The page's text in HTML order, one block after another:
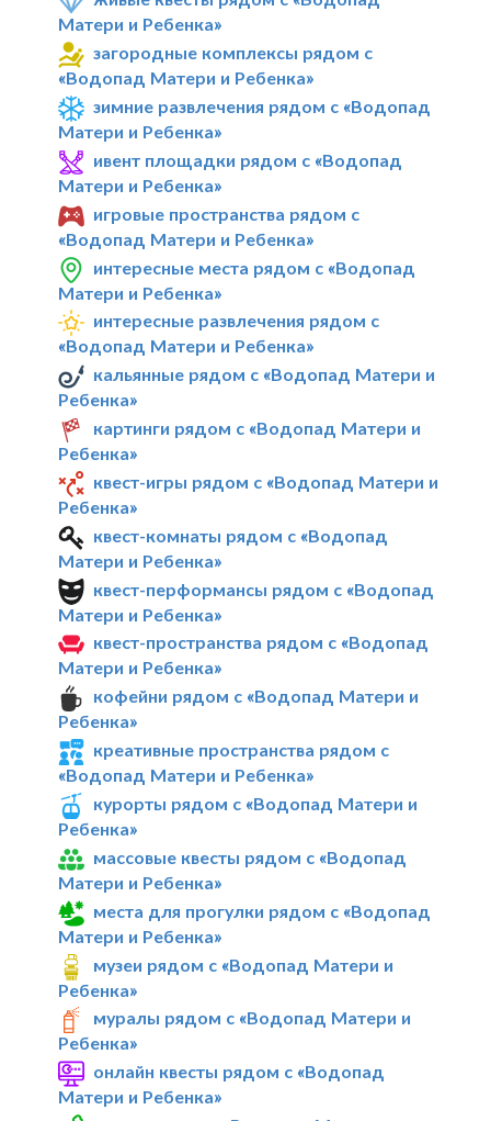
Матери и Ребенка»
загородные комплексы рядом с
«Водопад Матери и Ребенка»
зимние развлечения рядом с «Водопад
Матери и Ребенка»
ивент площадки рядом с «Водопад
Матери и Ребенка»
игровые пространства рядом с
«Водопад Матери и Ребенка»
интересные места рядом с «Водопад
Матери и Ребенка»
интересные развлечения рядом с
«Водопад Матери и Ребенка»
кальянные рядом с «Водопад Матери и
Ребенка»
картинги рядом с «Водопад Матери и
Ребенка»
квест-игры рядом с «Водопад Матери и
Ребенка»
квест-комнаты рядом с «Водопад
Матери и Ребенка»
квест-перформансы рядом с «Водопад
Матери и Ребенка»
квест-пространства рядом с «Водопад
Матери и Ребенка»
кофейни рядом с «Водопад Матери и
Ребенка»
креативные пространства рядом с
«Водопад Матери и Ребенка»
курорты рядом с «Водопад Матери и
Ребенка»
массовые квесты рядом с «Водопад
Матери и Ребенка»
места для прогулки рядом с «Водопад
Матери и Ребенка»
музеи рядом с «Водопад Матери и
Ребенка»
муралы рядом с «Водопад Матери и
Ребенка»
онлайн квесты рядом с «Водопад
Матери и Ребенка»